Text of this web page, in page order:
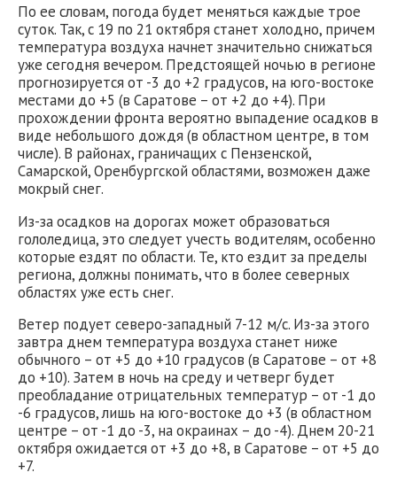
По ее словам, погода будет меняться каждые трое
суток. Так, с 19 по 21 октября станет холодно, причем
температура воздуха начнет значительно снижаться
уже сегодня вечером. Предстоящей ночью в регионе
прогнозируется от -3 до +2 градусов, на юго-востоке
местами до +5 (в Саратове – от +2 до +4). При
прохождении фронта вероятно выпадение осадков в
виде небольшого дождя (в областном центре, в том
числе). В районах, граничащих с Пензенской,
Самарской, Оренбургской областями, возможен даже
мокрый снег.
Из-за осадков на дорогах может образоваться
гололедица, это следует учесть водителям, особенно
которые ездят по области. Те, кто ездит за пределы
региона, должны понимать, что в более северных
областях уже есть снег.
Ветер подует северо-западный 7-12 м/с. Из-за этого
завтра днем температура воздуха станет ниже
обычного – от +5 до +10 градусов (в Саратове – от +8
до +10). Затем в ночь на среду и четверг будет
преобладание отрицательных температур – от -1 до
-6 градусов, лишь на юго-востоке до +3 (в областном
центре – от -1 до -3, на окраинах – до -4). Днем 20-21
октября ожидается от +3 до +8, в Саратове – от +5 до
+7.